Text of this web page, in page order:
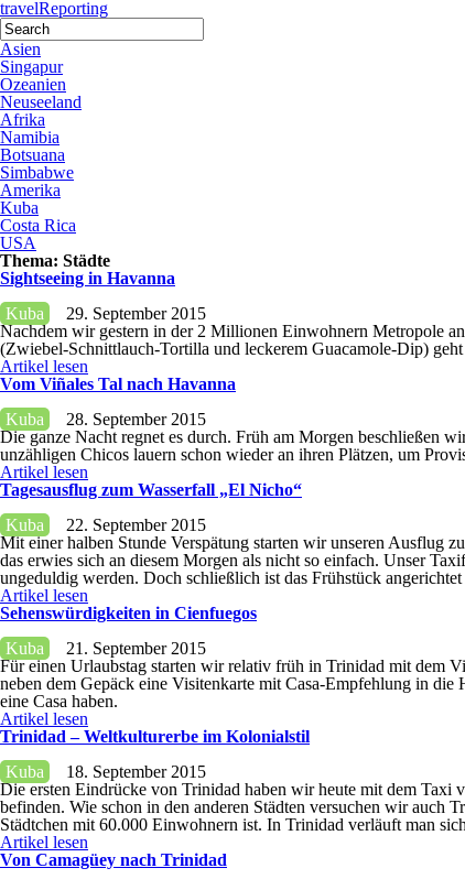
travelReporting
Asien
Singapur
Ozeanien
Neuseeland
Afrika
Namibia
Botsuana
Simbabwe
Amerika
Kuba
Costa Rica
USA
Thema: Städte
Sightseeing in Havanna
Kuba
29. September 2015
Nachdem wir gestern in der 2 Millionen Einwohnern Metropole
(Zwiebel-Schnittlauch-Tortilla und leckerem Guacamole-Dip) geht
Artikel lesen
Vom Viñales Tal nach Havanna
Kuba
28. September 2015
Die ganze Nacht regnet es durch. Früh am Morgen beschließen
unzähligen Chicos lauern schon wieder an ihren Plätzen, um
Artikel lesen
Tagesausflug zum Wasserfall „El Nicho“
Kuba
22. September 2015
Mit einer halben Stunde Verspätung starten wir unseren Ausflug
das erwies sich an diesem Morgen als nicht so einfach. Unser
ungeduldig werden. Doch schließlich ist das Frühstück
Artikel lesen
Sehenswürdigkeiten in Cienfuegos
Kuba
21. September 2015
Für einen Urlaubstag starten wir relativ früh in Trinidad mit dem
neben dem Gepäck eine Visitenkarte mit Casa-Empfehlung in
eine Casa haben.
Artikel lesen
Trinidad – Weltkulturerbe im Kolonialstil
Kuba
18. September 2015
Die ersten Eindrücke von Trinidad haben wir heute mit dem Taxi
befinden. Wie schon in den anderen Städten versuchen wir auch
Städtchen mit 60.000 Einwohnern ist. In Trinidad verläuft man
Artikel lesen
Von Camagüey nach Trinidad